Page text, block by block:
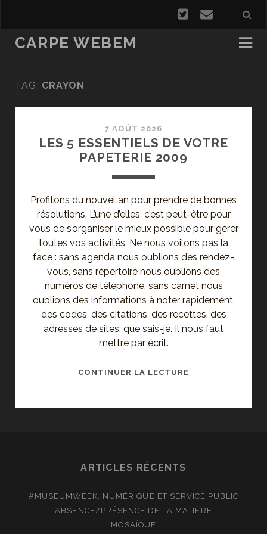
CARPE WEBEM
TAG: CRAYON
7 AOÛT 2026
LES 5 ESSENTIELS DE VOTRE
PAPETERIE 2009
Profitons du nouvel an pour prendre de bonnes
résolutions. L’une d’elles, c’est peut-être pour
vous de s’organiser le mieux possible pour gérer
toutes vos activités. Ne nous voilons pas la
face : sans agenda nous oublions des rendez-
vous, sans répertoire nous oublions des
numéros de téléphone, sans carnet nous
oublions des informations à noter rapidement,
des codes, des citations, des recettes, des
adresses de sites, que sais-je. Il nous faut
mettre par écrit.
CONTINUER LA LECTURE
ARTICLES RÉCENTS
#MUSEUMWEEK, NUMÉRIQUE ET SERVICE PUBLIC
ABSENCE/PRÉSENCE DE LA MATIÈRE
MOSAÏQUE